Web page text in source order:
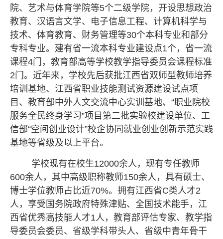
院、艺术与体育学院等5个二级学院，开设思想政治
教育、汉语言文学、电子信息工程、 计算机科学与
技术、体育教育、财务管理等30个本科专业和部分
专科专业。建有省一流本科专业建设点1个，省一流
课程4门，教育部高等学校教学指导委员会课程标准
2门。近年来，学校先后获批江西省双师型教师培养
培训基地、江西省职业技能测试资源建设试点项
目、教育部中外人文交流中心实训基地、“职业院校
服务全民终身学习”项目第二批实验校建设单位、工
信部“空间创业设计”校企协同就业创业创新示范实践
基地等省级及以上平台。
学校现有在校生12000余人，现有专任教师
600余人，其中高级职称教师150余人，具有硕士、
博士学位教师占比近70%。拥有江西省C类人才2
人，享受国务院政府特殊津贴、全国技术能手，江
西省优秀高技能人才1人，教育部评估专家、教学指
导委员会委员、省级学科带头人、省级中青年骨干